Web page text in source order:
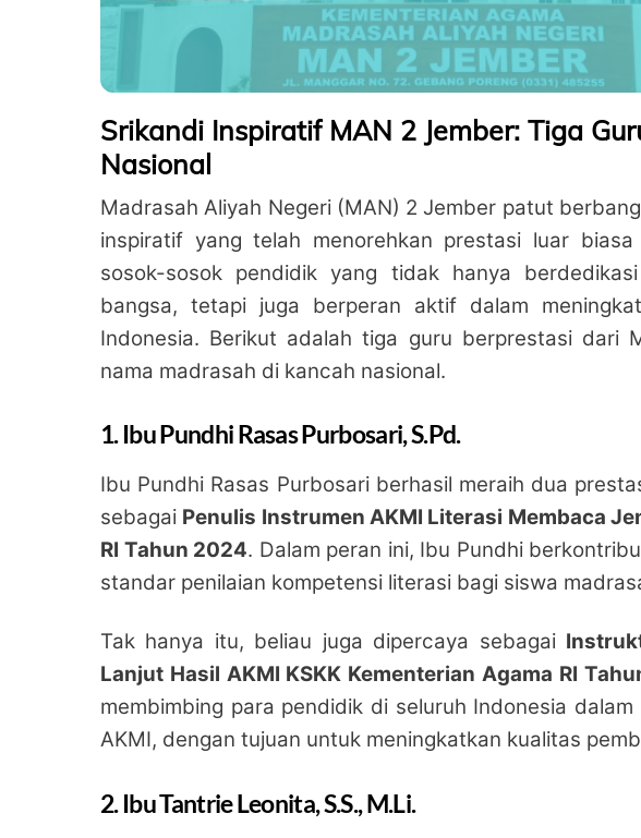
Srikandi Inspiratif MAN 2 Jember: Tiga
Nasional
Madrasah Aliyah Negeri (MAN) 2 Jember patut
inspiratif yang telah menorehkan prestasi luar
sosok-sosok pendidik yang tidak hanya
bangsa, tetapi juga berperan aktif dalam
Indonesia. Berikut adalah tiga guru berprestasi dari
nama madrasah di kancah nasional.
1. Ibu Pundhi Rasas Purbosari, S.Pd.
Ibu Pundhi Rasas Purbosari berhasil meraih dua
sebagai Penulis Instrumen AKMI Literasi Membaca
RI Tahun 2024. Dalam peran ini, Ibu Pundhi
standar penilaian kompetensi literasi bagi siswa
Tak hanya itu, beliau juga dipercaya sebagai
Lanjut Hasil AKMI KSKK Kementerian Agama RI
membimbing para pendidik di seluruh Indonesia
AKMI, dengan tujuan untuk meningkatkan kualitas
2. Ibu Tantrie Leonita, S.S., M.Li.